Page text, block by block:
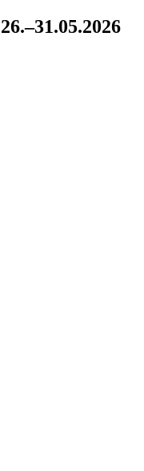
26.–31.05.2026